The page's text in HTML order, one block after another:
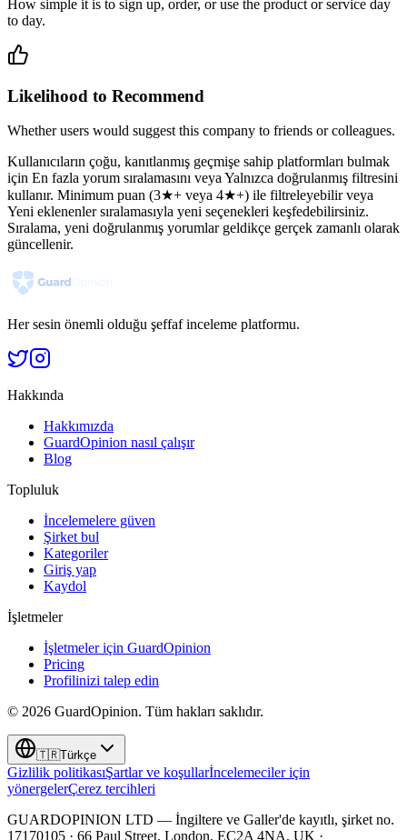
How simple it is to sign up, order, or use the product or service day
to day.
Likelihood to Recommend
Whether users would suggest this company to friends or colleagues.
Kullanıcıların çoğu, kanıtlanmış geçmişe sahip platformları bulmak
için En fazla yorum sıralamasını veya Yalnızca doğrulanmış filtresini
kullanır. Minimum puan (3★+ veya 4★+) ile filtreleyebilir veya
Yeni eklenenler sıralamasıyla yeni seçenekleri keşfedebilirsiniz.
Sıralama, yeni doğrulanmış yorumlar geldikçe gerçek zamanlı olarak
güncellenir.
Her sesin önemli olduğu şeffaf inceleme platformu.
Hakkında
Hakkımızda
GuardOpinion nasıl çalışır
Blog
Topluluk
İncelemelere güven
Şirket bul
Kategoriler
Giriş yap
Kaydol
İşletmeler
İşletmeler için GuardOpinion
Pricing
Profilinizi talep edin
© 2026 GuardOpinion. Tüm hakları saklıdır.
🇹🇷Türkçe
Gizlilik politikasıŞartlar ve koşullarİncelemeciler için
yönergelerÇerez tercihleri
GUARDOPINION LTD — İngiltere ve Galler'de kayıtlı, şirket no.
17170105 · 66 Paul Street, London, EC2A 4NA, UK ·